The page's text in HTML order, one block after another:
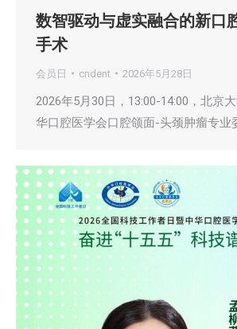
数智驱动与虚实融合的新口
手术
会员日 cndent 2026年5月28日
2026年5月30日，13:00-14:00，北京
华口腔医学会口腔颌面-头颈肿瘤专业